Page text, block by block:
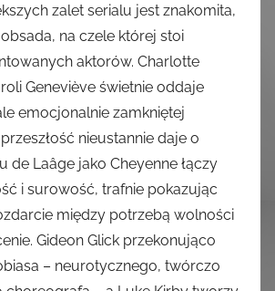
zalet serialu jest znakomita,
na czele której stoi
aktorów. Charlotte
Geneviève świetnie oddaje
emocjonalnie zamkniętej
nieustannie daje o
de Laâge jako Cheyenne łączy
i surowość, trafnie pokazując
między potrzebą wolności
Gideon Glick przekonująco
– neurotycznego, twórczo